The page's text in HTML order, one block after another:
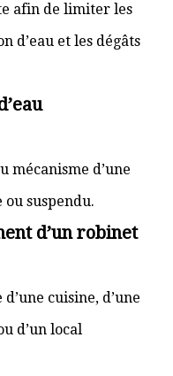
afin de limiter les
d’eau et les dégâts
mécanisme d’une
ou suspendu.
d’un robinet
cuisine, d’une
d’un local